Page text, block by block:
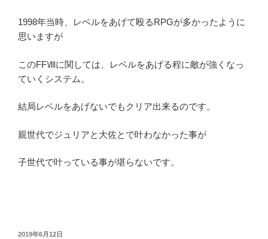
1998年当時、レベルをあげて殴るRPGが多かったように
思いますが
このFFⅧに関しては、レベルをあげる程に敵が強くなっ
ていくシステム。
結局レベルをあげないでもクリア出来るのです。
親世代でジュリアと大佐とで叶わなかった事が
子世代で叶っている事が堪らないです。
投
2019年6月12日